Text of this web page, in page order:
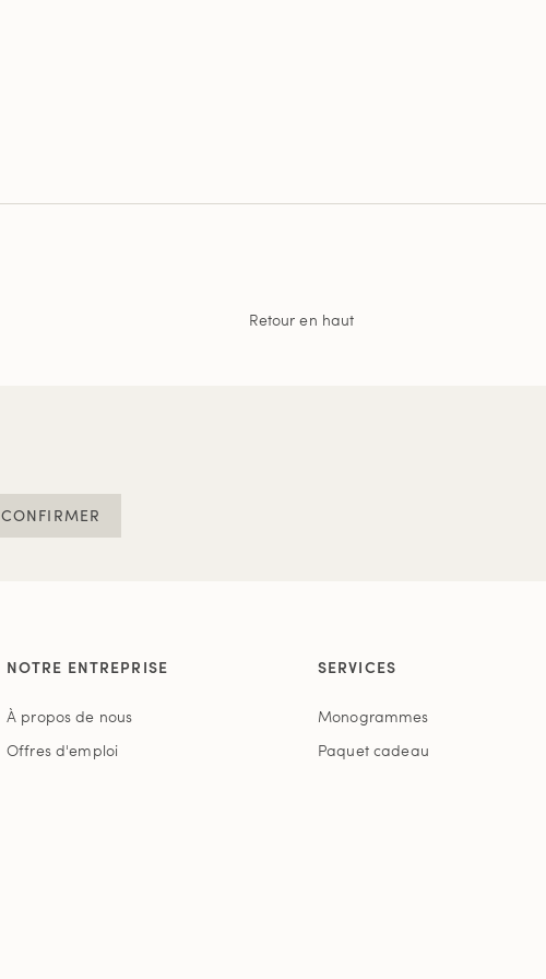
Retour en haut
CONFIRMER
NOTRE ENTREPRISE
À propos de nous
Offres d'emploi
SERVICES
Monogrammes
Paquet cadeau